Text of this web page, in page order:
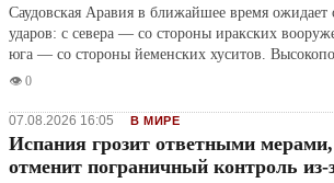
Саудовская Аравия в ближайшее время
ударов: с севера — со стороны иракских
юга — со стороны йеменских хуситов.
👁️ 0
07.08.2026 16:05 В МИРЕ
Испания грозит ответными
отменит пограничный контроль